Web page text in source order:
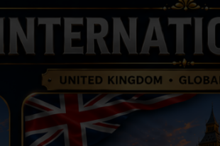
FORMATION À
DISTANCE
NOTRE HISTOIRE
VÉRIFICATION DU